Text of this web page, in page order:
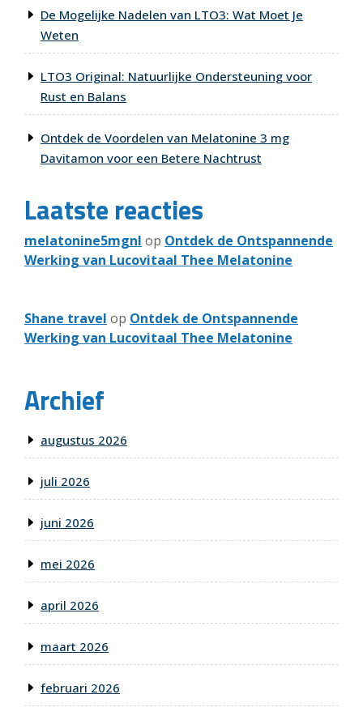
De Mogelijke Nadelen van LTO3: Wat Moet Je
Weten
LTO3 Original: Natuurlijke Ondersteuning voor
Rust en Balans
Ontdek de Voordelen van Melatonine 3 mg
Davitamon voor een Betere Nachtrust
Laatste reacties
melatonine5mgnl op Ontdek de Ontspannende
Werking van Lucovitaal Thee Melatonine
Shane travel op Ontdek de Ontspannende
Werking van Lucovitaal Thee Melatonine
Archief
augustus 2026
juli 2026
juni 2026
mei 2026
april 2026
maart 2026
februari 2026